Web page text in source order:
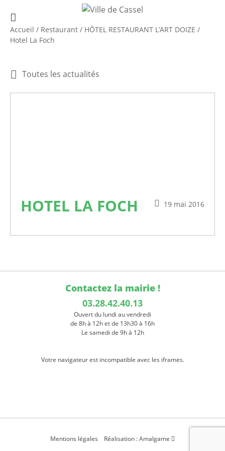
Accueil / Restaurant / HÔTEL RESTAURANT L’ART DOIZE /
Hotel La Foch
Toutes les actualités
19 mai 2016
HOTEL LA FOCH
Contactez la mairie !
03.28.42.40.13
Ouvert du lundi au vendredi
de 8h à 12h et de 13h30 à 16h
Le samedi de 9h à 12h
Votre navigateur est incompatible avec les iframes.
Mentions légales Réalisation : Amalgame